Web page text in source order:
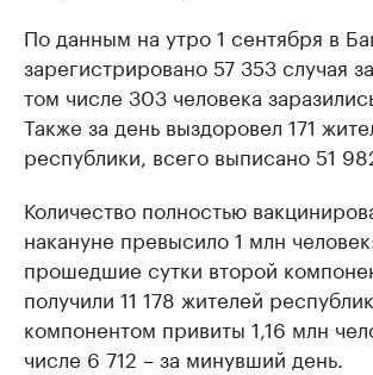
По данным на утро 1 сентября в
зарегистрировано 57 353 случая
том числе 303 человека
Также за день выздоровел 171
республики, всего выписано 51
Количество полностью
накануне превысило 1 млн
прошедшие сутки второй
получили 11 178 жителей
компонентом привиты 1,16 млн
числе 6 712 – за минувший день.